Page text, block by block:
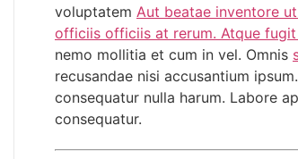
voluptatem Aut beatae inventore
officiis officiis at rerum. Atque
nemo mollitia et cum in vel. Omnis
recusandae nisi accusantium
consequatur nulla harum. Labore
consequatur.